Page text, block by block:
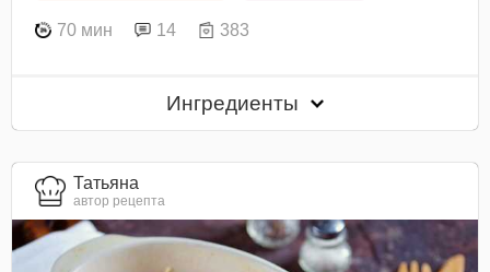
70 мин 14 383
Ингредиенты
Татьяна
автор рецепта